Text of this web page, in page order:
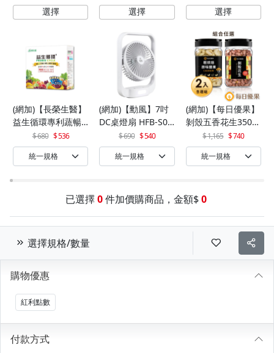
(網加)【長榮生醫】
益生循環專利蔬暢
配方輕體順暢(30包/
盒)x1
680 536
(網加)【勳風】7吋
DC桌燈扇 HFB-S06
690 540
(網加)【每日優果】
剝殼五香花生350G
+罐裝原味烘焙腰果
320G
1,165 740
已選擇 0 件加價購商品，金額$ 0
選擇規格/數量
購物優惠
紅利點數
付款方式